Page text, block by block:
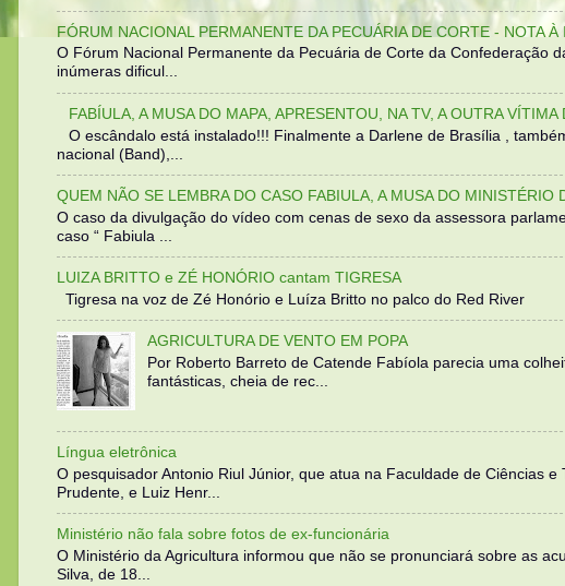
FÓRUM NACIONAL PERMANENTE DA PECUÁRIA DE CORTE - NOTA À
O Fórum Nacional Permanente da Pecuária de Corte da Confederação
inúmeras dificul...
FABÍULA, A MUSA DO MAPA, APRESENTOU, NA TV, A OUTRA
O escândalo está instalado!!! Finalmente a Darlene de Brasília ,
nacional (Band),...
QUEM NÃO SE LEMBRA DO CASO FABIULA, A MUSA DO MINISTÉRIO
O caso da divulgação do vídeo com cenas de sexo da assessora
caso “ Fabiula ...
LUIZA BRITTO e ZÉ HONÓRIO cantam TIGRESA
Tigresa na voz de Zé Honório e Luíza Britto no palco do Red River
AGRICULTURA DE VENTO EM POPA
Por Roberto Barreto de Catende Fabíola parecia uma
fantásticas, cheia de rec...
Língua eletrônica
O pesquisador Antonio Riul Júnior, que atua na Faculdade de Ciências
Prudente, e Luiz Henr...
Ministério não fala sobre fotos de ex-funcionária
O Ministério da Agricultura informou que não se pronunciará sobre as
Silva, de 18...